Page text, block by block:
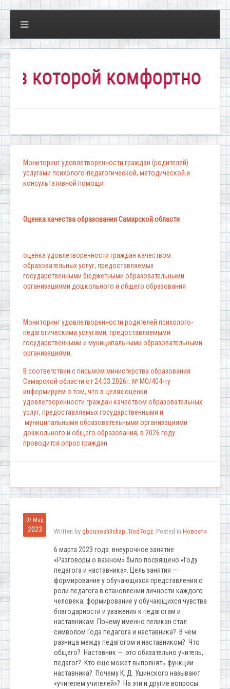
комфортно всем!"
Мониторинг удовлетворенности граждан (родителей)
услугами психолого-педагогической, методической и
консультативной помощи
Оценка качества образования Самарской области
оценка удовлетворенности граждан качеством
образовательных услуг, предоставляемых
государственными бюджетными образовательными
организациями дошкольного и общего образования
Мониторинг удовлетворенности родителей психолого-
педагогическими услугами, предоставляемыми
государственными и муниципальными образовательными
организациями.
В соответствии с письмом министерства образования
Самарской области от 24.03.2026г. № МО/404-ту
информируем о том, что в целях оценки
удовлетворенности граждан качеством образовательных
услуг, предоставляемых государственными и
муниципальными образовательными организациями
дошкольного и общего образования, в 2026 году
проводится опрос граждан.
07 Мар
2023 Written by gbousosh3chap_1iod7ogz. Posted in Новости
6 марта 2023 года внеурочное занятие
«Разговоры о важном» было посвящено «Году
педагога и наставника». Цель занятия —
формирование у обучающихся представления о
роли педагога в становлении личности каждого
человека; формирование у обучающихся чувства
благодарности и уважения к педагогам и
наставникам. Почему именно пеликан стал
символом Года педагога и наставника? В чем
разница между педагогом и наставником? Что
общего? Наставник — это обязательно учитель,
педагог? Кто еще может выполнять функции
наставника? Почему К. Д. Ушинского называют
«учителем учителей»? На эти и другие вопросы